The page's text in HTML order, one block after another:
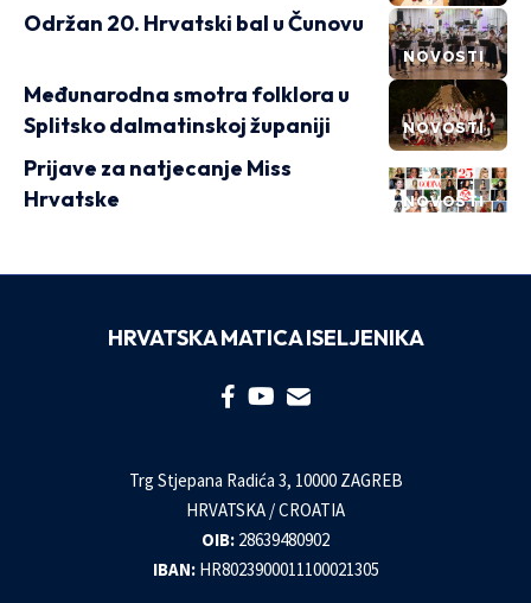
NOVOSTI
Održan 20. Hrvatski bal u Čunovu
NOVOSTI
Međunarodna smotra folklora u
Splitsko dalmatinskoj županiji
NOVOSTI
Prijave za natjecanje Miss
Hrvatske
HRVATSKA MATICA ISELJENIKA
Trg Stjepana Radića 3, 10000 ZAGREB
HRVATSKA / CROATIA
OIB: 28639480902
IBAN: HR8023900011100021305